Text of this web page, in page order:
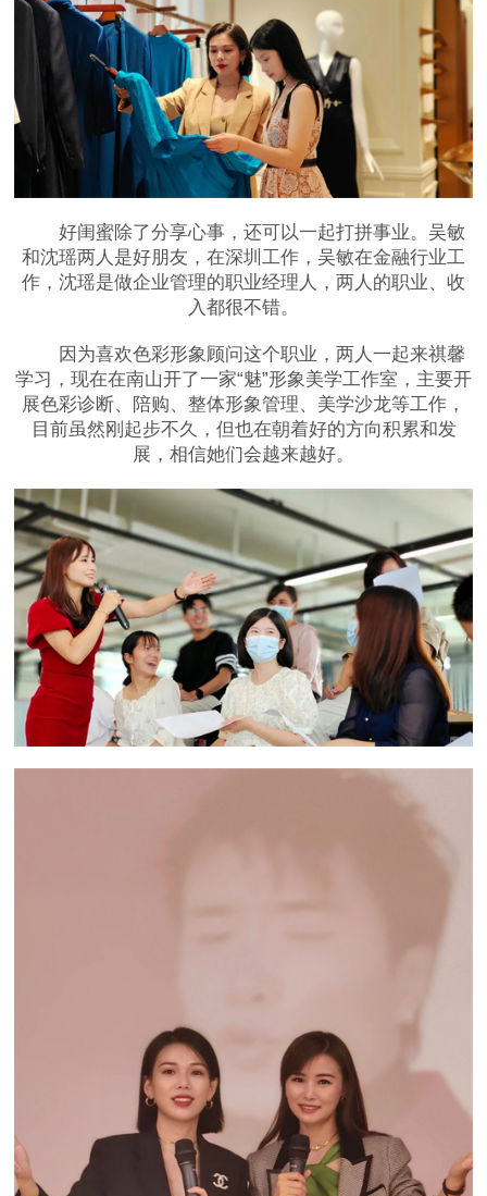
好闺蜜除了分享心事，还可以一起打拼事业。吴敏
和沈瑶两人是好朋友，在深圳工作，吴敏在金融行业工
作，沈瑶是做企业管理的职业经理人，两人的职业、收
入都很不错。
因为喜欢色彩形象顾问这个职业，两人一起来祺馨
学习，现在在南山开了一家“魅”形象美学工作室，主要开
展色彩诊断、陪购、整体形象管理、美学沙龙等工作，
目前虽然刚起步不久，但也在朝着好的方向积累和发
展，相信她们会越来越好。